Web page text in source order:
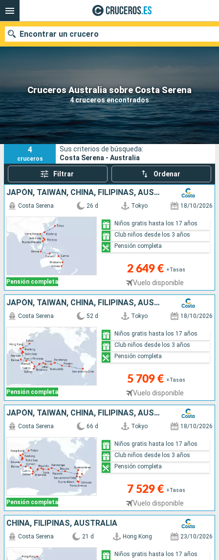
Cruceros Australia sobre Costa Serena
4 cruceros encontrados
Encontrar un crucero
Nuestros destinos
Fecha de salida
Puertos Compañías
Buscar
4
cruceros
Sus criterios de búsqueda:
Costa Serena - Australia
Filtrar Ordenar
JAPÓN, TAIWÁN, CHINA, FILIPINAS, AUSTRALIA
Pensión completa
Costa Serena 26 d Tokyo 18/10/2026
2 649 € +Tasas
Vuelo disponible
Niños gratis hasta los 17 años
Club niños desde los 3 años
Pensión completa
JAPÓN, TAIWÁN, CHINA, FILIPINAS, AUSTRALIA, HAWÁI, FIJI, TONGA, POLINESIA, CHILE
Pensión completa
Costa Serena 52 d Tokyo 18/10/2026
5 709 € +Tasas
Vuelo disponible
Niños gratis hasta los 17 años
Club niños desde los 3 años
Pensión completa
JAPÓN, TAIWÁN, CHINA, FILIPINAS, AUSTRALIA, HAWÁI, FIJI, TONGA, POLINESIA, CHILE, ARGENTINA
Pensión completa
Costa Serena 66 d Tokyo 18/10/2026
7 529 € +Tasas
Vuelo disponible
Niños gratis hasta los 17 años
Club niños desde los 3 años
Pensión completa
CHINA, FILIPINAS, AUSTRALIA
Costa Serena 21 d Hong Kong 23/10/2026
Niños gratis hasta los 17 años